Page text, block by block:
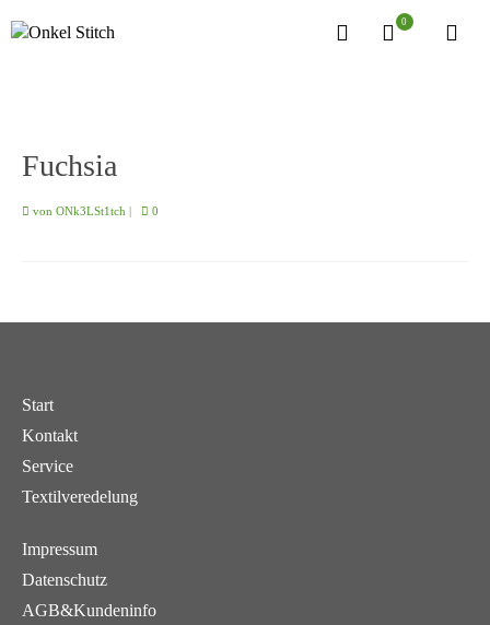
0
Fuchsia
von ONk3LSt1tch | 0
Start
Kontakt
Service
Textilveredelung
Impressum
Datenschutz
AGB&Kundeninfo